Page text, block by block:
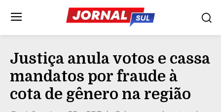
Justiça anula votos e cassa
mandatos por fraude à
cota de gênero na região